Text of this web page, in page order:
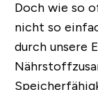
Doch wie so
nicht so
durch unsere